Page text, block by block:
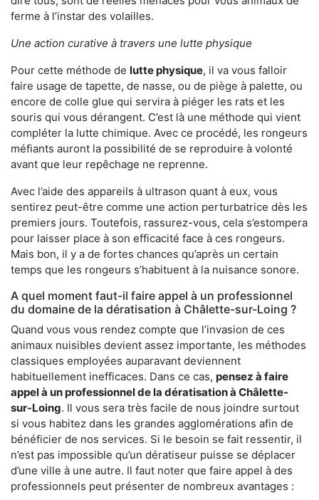
ferme à l’instar des volailles.
Une action curative à travers une lutte physique
Pour cette méthode de lutte physique, il va vous falloir
faire usage de tapette, de nasse, ou de piège à palette, ou
encore de colle glue qui servira à piéger les rats et les
souris qui vous dérangent. C’est là une méthode qui vient
compléter la lutte chimique. Avec ce procédé, les rongeurs
méfiants auront la possibilité de se reproduire à volonté
avant que leur repêchage ne reprenne.
Avec l’aide des appareils à ultrason quant à eux, vous
sentirez peut-être comme une action perturbatrice dès les
premiers jours. Toutefois, rassurez-vous, cela s’estompera
pour laisser place à son efficacité face à ces rongeurs.
Mais bon, il y a de fortes chances qu’après un certain
temps que les rongeurs s’habituent à la nuisance sonore.
A quel moment faut-il faire appel à un professionnel
du domaine de la dératisation à Châlette-sur-Loing ?
Quand vous vous rendez compte que l’invasion de ces
animaux nuisibles devient assez importante, les méthodes
classiques employées auparavant deviennent
habituellement inefficaces. Dans ce cas, pensez à faire
appel à un professionnel de la dératisation à Châlette-
sur-Loing. Il vous sera très facile de nous joindre surtout
si vous habitez dans les grandes agglomérations afin de
bénéficier de nos services. Si le besoin se fait ressentir, il
n’est pas impossible qu’un dératiseur puisse se déplacer
d’une ville à une autre. Il faut noter que faire appel à des
professionnels peut présenter de nombreux avantages :